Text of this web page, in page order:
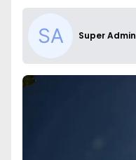
Super Admin